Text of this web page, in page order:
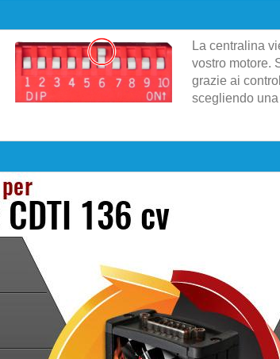
La centralina
vostro motore.
grazie ai
scegliendo